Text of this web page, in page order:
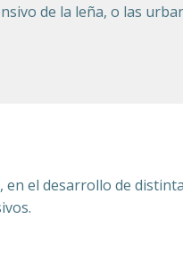
de la leña, o las
el desarrollo de